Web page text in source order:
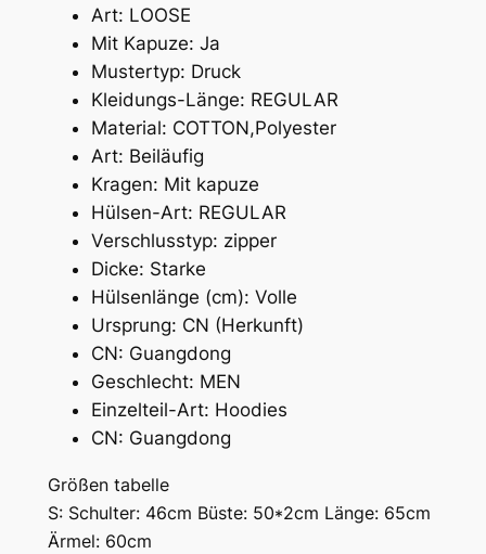
g
Art: LOOSE
Mit Kapuze: Ja
Mustertyp: Druck
Kleidungs-Länge: REGULAR
Material: COTTON,Polyester
Art: Beiläufig
Kragen: Mit kapuze
Hülsen-Art: REGULAR
Verschlusstyp: zipper
Dicke: Starke
Hülsenlänge (cm): Volle
Ursprung: CN (Herkunft)
CN: Guangdong
Geschlecht: MEN
Einzelteil-Art: Hoodies
CN: Guangdong
Größen tabelle
S: Schulter: 46cm Büste: 50*2cm Länge: 65cm
Ärmel: 60cm